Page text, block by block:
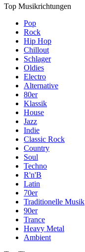
Top Musikrichtungen
Pop
Rock
Hip Hop
Chillout
Schlager
Oldies
Electro
Alternative
80er
Klassik
House
Jazz
Indie
Classic Rock
Country
Soul
Techno
R'n'B
Latin
70er
Traditionelle Musik
90er
Trance
Heavy Metal
Ambient